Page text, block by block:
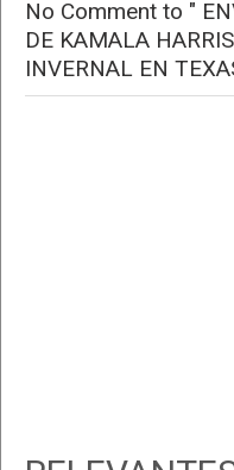
No Comment to "
DE KAMALA
INVERNAL EN